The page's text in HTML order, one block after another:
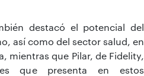
destacó el potencial del
así como del sector salud, en
mientras que Pilar, de Fidelity,
que presenta en estos